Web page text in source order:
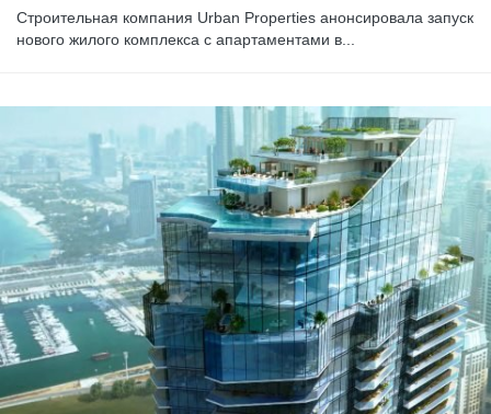
Строительная компания Urban Properties анонсировала запуск
нового жилого комплекса с апартаментами в...